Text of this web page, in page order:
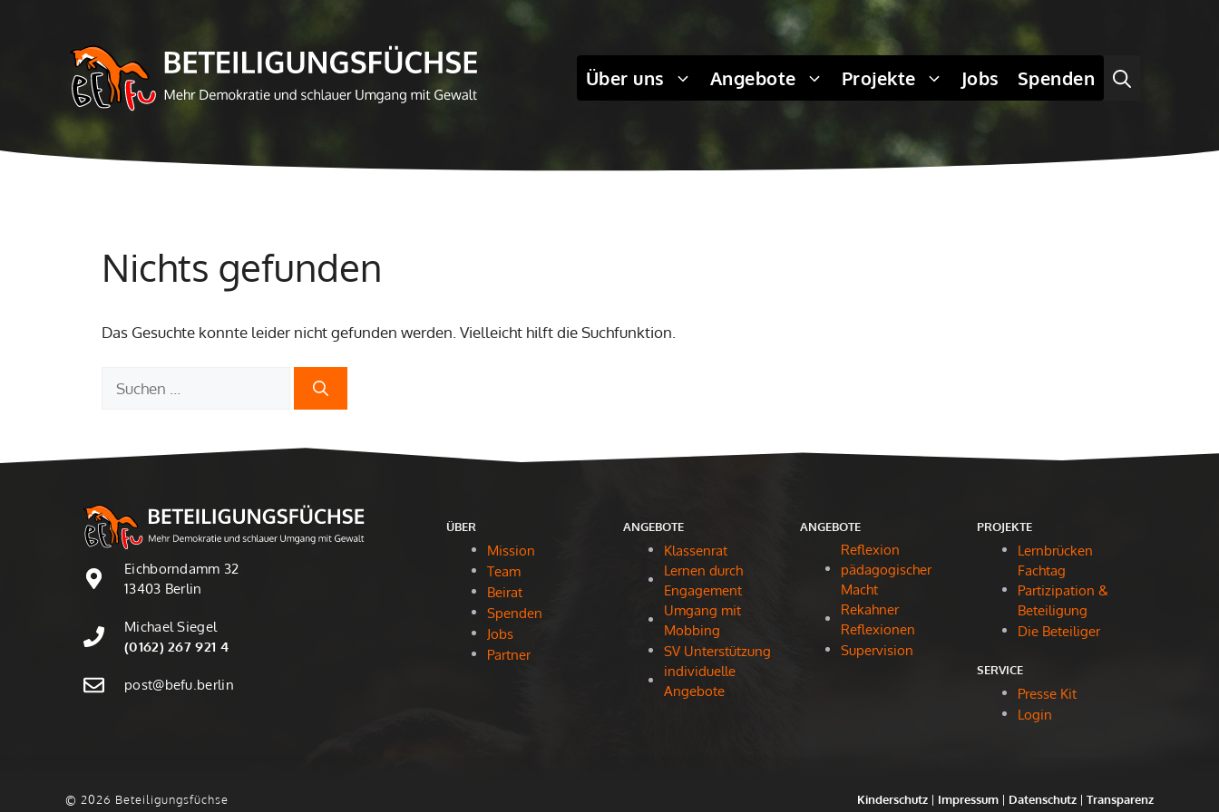
Über uns Angebote Projekte Jobs Spenden
Nichts gefunden
Das Gesuchte konnte leider nicht gefunden werden. Vielleicht hilft die Suchfunktion.
nach:
Eichborndamm 32
13403 Berlin
Michael Siegel
(0162) 267 921 4
post@befu.berlin
ÜBER
Mission
Team
Beirat
Spenden
Jobs
Partner
ANGEBOTE
Klassenrat
Lernen durch
Engagement
Umgang mit
Mobbing
SV Unterstützung
individuelle
Angebote
ANGEBOTE
Reflexion
pädagogischer
Macht
Rekahner
Reflexionen
Supervision
PROJEKTE
Lernbrücken
Fachtag
Partizipation &
Beteiligung
Die Beteiliger
SERVICE
Presse Kit
Login
Kinderschutz | Impressum | Datenschutz | Transparenz
© 2026 Beteiligungsfüchse